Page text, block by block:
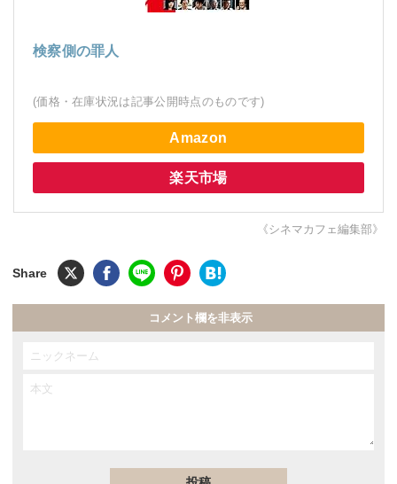
検察側の罪人
(価格・在庫状況は記事公開時点のものです)
Amazon
楽天市場
《シネマカフェ編集部》
コメント欄を非表示